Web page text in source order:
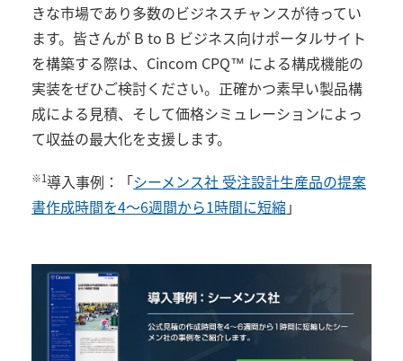
きな市場であり多数のビジネスチャンスが待ってい
ます。皆さんが B to B ビジネス向けポータルサイト
を構築する際は、Cincom CPQ™ による構成機能の
実装をぜひご検討ください。正確かつ素早い製品構
成による見積、そして価格シミュレーションによっ
て収益の最大化を支援します。
※1導入事例：「シーメンス社 受注設計生産品の提案
書作成時間を4～6週間から1時間に短縮」